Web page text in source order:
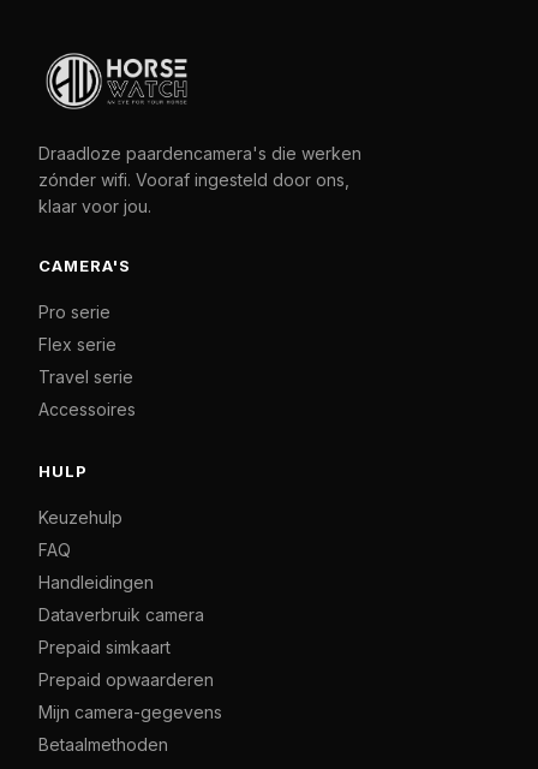
Draadloze paardencamera's die werken
zónder wifi. Vooraf ingesteld door ons,
klaar voor jou.
CAMERA'S
Pro serie
Flex serie
Travel serie
Accessoires
HULP
Keuzehulp
FAQ
Handleidingen
Dataverbruik camera
Prepaid simkaart
Prepaid opwaarderen
Mijn camera-gegevens
Betaalmethoden